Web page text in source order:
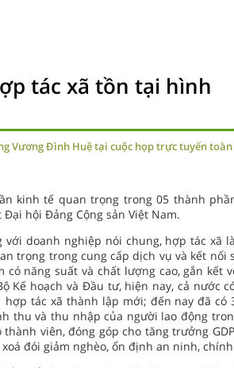
tác xã tồn tại hình
Vương Đình Huệ tại cuộc họp trực tuyến
kinh tế quan trọng trong 05 thành
hội Đảng Cộng sản Việt Nam.
với doanh nghiệp nói chung, hợp tác xã
trọng trong cung cấp dịch vụ và kết nối
có năng suất và chất lượng cao, gắn kết
Kế hoạch và Đầu tư, hiện nay, cả nước
hợp tác xã thành lập mới; đến nay đã
thu và thu nhập của người lao động
viên, đóng góp cho tăng trưởng
đói giảm nghèo, ổn định an ninh,